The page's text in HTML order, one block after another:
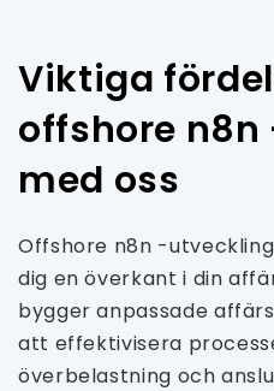
Viktiga
offshore
med oss
Offshore n8n -
dig en överkant i din
bygger anpassade
att effektivisera
överbelastning och